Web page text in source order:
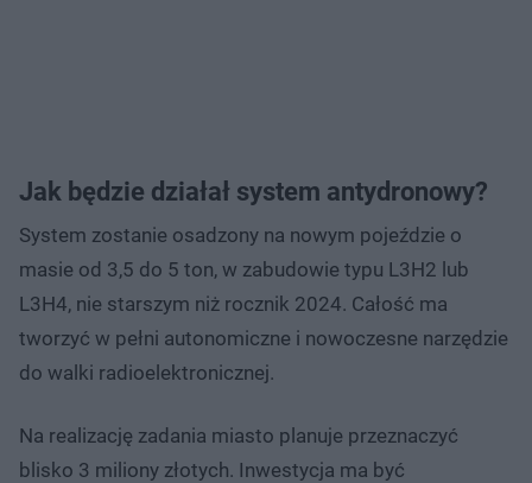
Jak będzie działał system antydronowy?
System zostanie osadzony na nowym pojeździe o
masie od 3,5 do 5 ton, w zabudowie typu L3H2 lub
L3H4, nie starszym niż rocznik 2024. Całość ma
tworzyć w pełni autonomiczne i nowoczesne narzędzie
do walki radioelektronicznej.
Na realizację zadania miasto planuje przeznaczyć
blisko 3 miliony złotych. Inwestycja ma być